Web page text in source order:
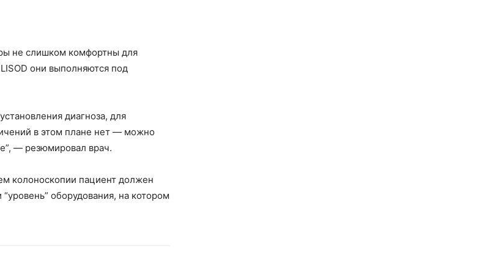
не слишком комфортны для
они выполняются под
диагноза, для
в этом плане нет — можно
— резюмировал врач.
колоноскопии пациент должен
оборудования, на котором